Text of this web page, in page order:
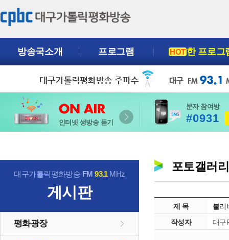
방송국소개 프로그램 HOT한 프로그
인터넷 생방송 듣기
문자 참여방
#0931
대구가톨릭평화방송 FM93.1MHz
게시판
평화광장
포토갤러리
제 목
볼리
작성자
대구